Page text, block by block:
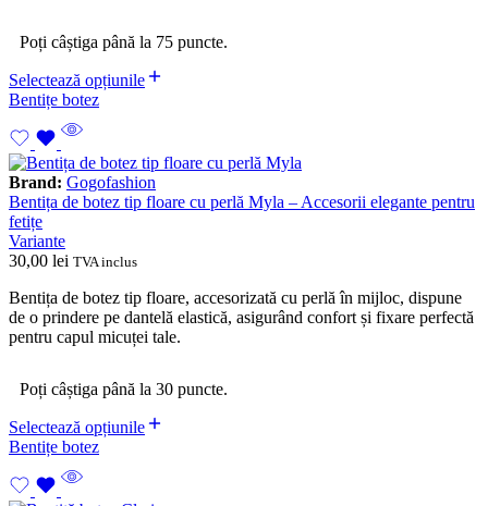
Poți câștiga până la 75 puncte.
Selectează opțiunile
Bentițe botez
Brand: Gogofashion
Bentița de botez tip floare cu perlă Myla – Accesorii elegante pentru
fetițe
Variante
30,00 lei TVA inclus
Bentița de botez tip floare, accesorizată cu perlă în mijloc, dispune
de o prindere pe dantelă elastică, asigurând confort și fixare perfectă
pentru capul micuței tale.
Poți câștiga până la 30 puncte.
Selectează opțiunile
Bentițe botez